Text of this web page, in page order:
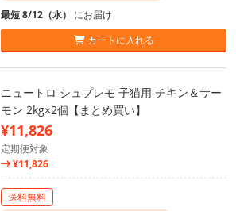
最短 8/12（水） にお届け
カートに入れる
ニュートロ シュプレモ 子猫用 チキン＆サー
モン 2kg×2個【まとめ買い】
¥11,826
定期便対象
¥11,826
送料無料